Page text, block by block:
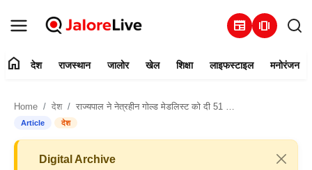
newspaper amp_stories
संपर्क करें
home देश राजस्थान जालोर खेल शिक्षा लाइफस्टाइल मनोरंजन
Home देश राज्यपाल ने नेत्रहीन गोल्ड मेडलिस्ट को दी 51 हजार की प्रोत्साहन राशि
Article देश
Digital Archive